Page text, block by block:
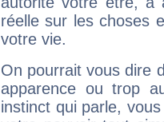
réelle sur les choses
votre vie.
On pourrait vous dire
apparence ou trop
instinct qui parle,